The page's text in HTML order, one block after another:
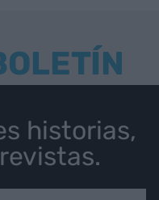
historias,